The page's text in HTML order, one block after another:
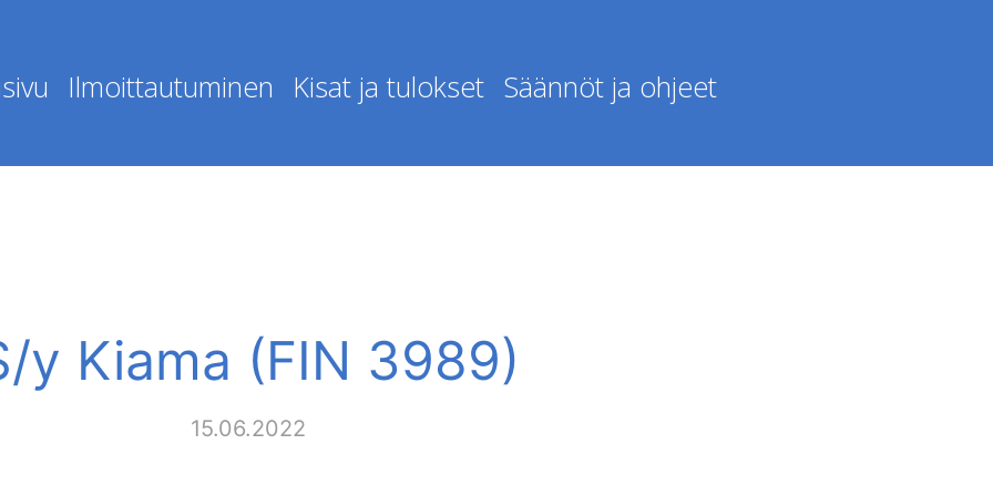
Ilmoittautuminen Kisat ja tulokset Säännöt ja ohjeet
y Kiama (FIN 3989)
15.06.2022